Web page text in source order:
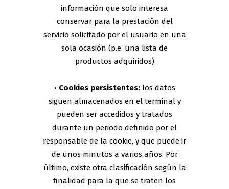
información que solo interesa
conservar para la prestación del
servicio solicitado por el usuario en una
sola ocasión (p.e. una lista de
productos adquiridos)
• Cookies persistentes: los datos
siguen almacenados en el terminal y
pueden ser accedidos y tratados
durante un periodo definido por el
responsable de la cookie, y que puede ir
de unos minutos a varios años. Por
último, existe otra clasificación según la
finalidad para la que se traten los